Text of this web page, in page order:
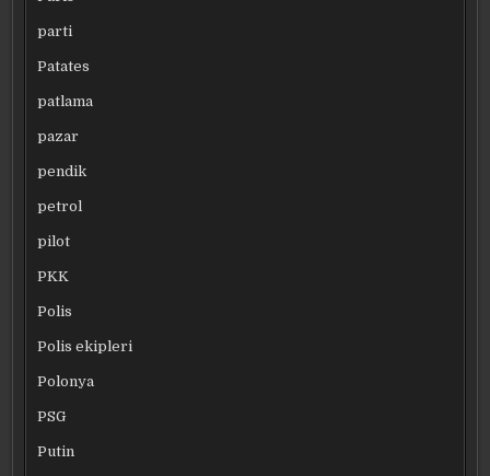
parti
Patates
patlama
pazar
pendik
petrol
pilot
PKK
Polis
Polis ekipleri
Polonya
PSG
Putin